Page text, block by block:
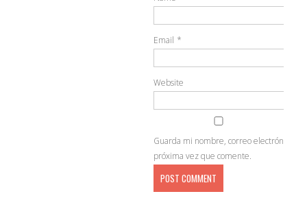
Email *
Website
Guarda mi nombre, correo electrónico y
próxima vez que comente.